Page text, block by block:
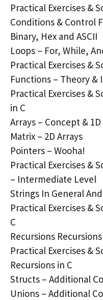
Practical Exercises &
Conditions & Control
Binary, Hex and ASCII
Loops – For, While,
Practical Exercises &
Functions – Theory
Practical Exercises &
in C
Arrays – Concept &
Matrix – 2D Arrays
Pointers – Wooha!
Practical Exercises &
– Intermediate Level
Strings In General
Practical Exercises &
C
Recursions
Practical Exercises &
Recursions in C
Structs – Additional
Unions – Additional